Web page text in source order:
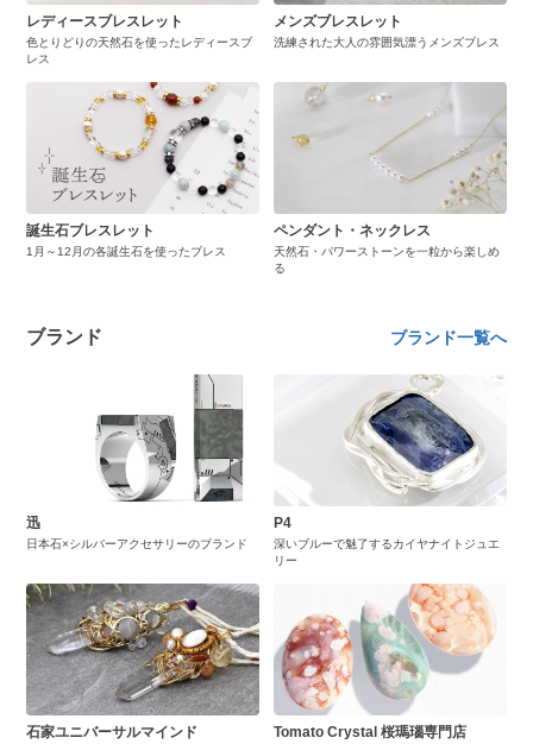
レディースブレスレット
色とりどりの天然石を使ったレディースブ
レス
メンズブレスレット
洗練された大人の雰囲気漂うメンズブレス
誕生石ブレスレット
1月～12月の各誕生石を使ったブレス
ペンダント・ネックレス
天然石・パワーストーンを一粒から楽しめ
る
ブランド ブランド一覧へ
迅
日本石×シルバーアクセサリーのブランド
P4
深いブルーで魅了するカイヤナイトジュエ
リー
石家ユニバーサルマインド Tomato Crystal 桜瑪瑙専門店